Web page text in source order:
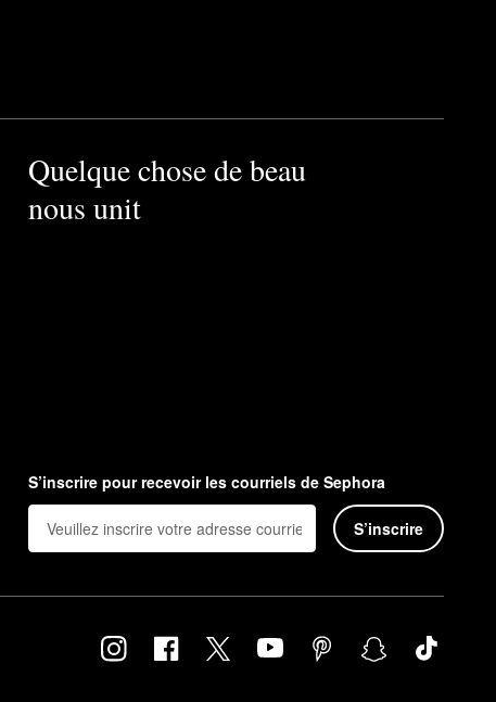
Quelque chose de beau
nous unit
S’inscrire pour recevoir les courriels de Sephora
S’inscrire